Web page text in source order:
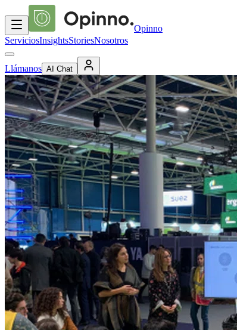
Opinno
ServiciosInsightsStoriesNosotros
Llámanos AI Chat